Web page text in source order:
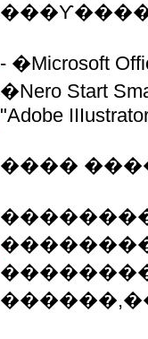
- �Microsoft
�Nero Start
"Adobe
����